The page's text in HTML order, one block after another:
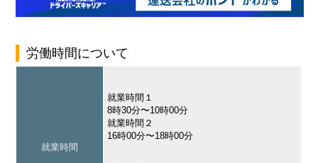
労働時間について
就業時間
就業時間１
8時30分〜10時00分
就業時間２
16時00分〜18時00分